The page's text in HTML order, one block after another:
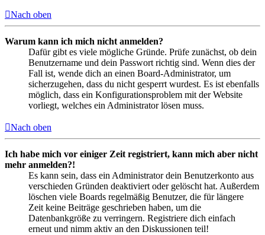
Nach oben
Warum kann ich mich nicht anmelden?
Dafür gibt es viele mögliche Gründe. Prüfe zunächst, ob dein
Benutzername und dein Passwort richtig sind. Wenn dies der
Fall ist, wende dich an einen Board-Administrator, um
sicherzugehen, dass du nicht gesperrt wurdest. Es ist ebenfalls
möglich, dass ein Konfigurationsproblem mit der Website
vorliegt, welches ein Administrator lösen muss.
Nach oben
Ich habe mich vor einiger Zeit registriert, kann mich aber nicht
mehr anmelden?!
Es kann sein, dass ein Administrator dein Benutzerkonto aus
verschieden Gründen deaktiviert oder gelöscht hat. Außerdem
löschen viele Boards regelmäßig Benutzer, die für längere
Zeit keine Beiträge geschrieben haben, um die
Datenbankgröße zu verringern. Registriere dich einfach
erneut und nimm aktiv an den Diskussionen teil!